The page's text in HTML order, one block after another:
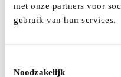
met onze partners voor
gebruik van hun services.
Noodzakelijk